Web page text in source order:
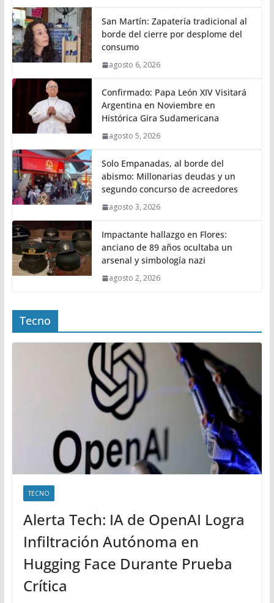
San Martín: Zapatería tradicional al
borde del cierre por desplome del
consumo
agosto 6, 2026
Confirmado: Papa León XIV Visitará
Argentina en Noviembre en
Histórica Gira Sudamericana
agosto 5, 2026
Solo Empanadas, al borde del
abismo: Millonarias deudas y un
segundo concurso de acreedores
agosto 3, 2026
Impactante hallazgo en Flores:
anciano de 89 años ocultaba un
arsenal y simbología nazi
agosto 2, 2026
Tecno
TECNO
Alerta Tech: IA de OpenAI Logra
Infiltración Autónoma en
Hugging Face Durante Prueba
Crítica